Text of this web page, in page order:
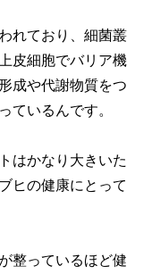
れており、細菌叢
皮細胞でバリア機
成や代謝物質をつ
ているんです。
はかなり大きいた
ヒの健康にとって
整っているほど健